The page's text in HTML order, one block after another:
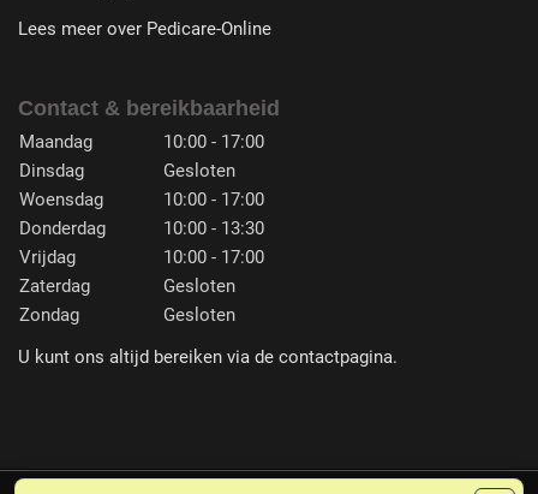
Lees meer over Pedicare-Online
Contact & bereikbaarheid
Maandag
10:00 - 17:00
Dinsdag
Gesloten
Woensdag
10:00 - 17:00
Donderdag
10:00 - 13:30
Vrijdag
10:00 - 17:00
Zaterdag
Gesloten
Zondag
Gesloten
U kunt ons altijd bereiken via de contactpagina.